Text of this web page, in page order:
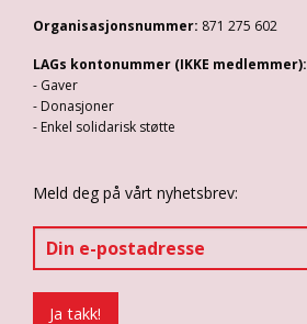
Organisasjonsnummer: 871 275 602
LAGs kontonummer (IKKE medlemmer):
- Gaver
- Donasjoner
- Enkel solidarisk støtte
Meld deg på vårt nyhetsbrev: